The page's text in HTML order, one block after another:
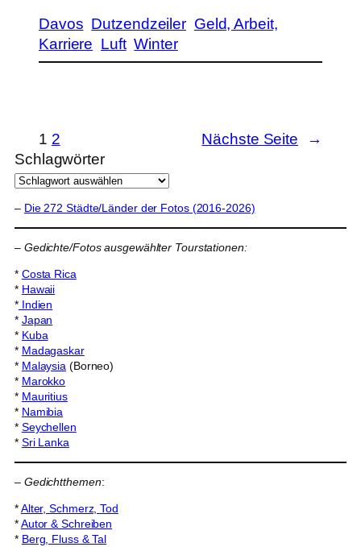
Davos Dutzendzeiler Geld, Arbeit,
Karriere Luft Winter
1 2 Nächste Seite
→
Schlagwörter
– Die 272 Städte/Länder der Fotos (2016-2026)
– Gedichte/Fotos ausgewählter Tourstationen:
* Costa Rica
* Hawaii
*Indien
* Japan
* Kuba
* Madagaskar
* Malaysia (Borneo)
* Marokko
* Mauritius
* Namibia
* Seychellen
* Sri Lanka
– Gedichtthemen:
*Alter, Schmerz, Tod
*Autor & Schreiben
* Berg, Fluss & Tal